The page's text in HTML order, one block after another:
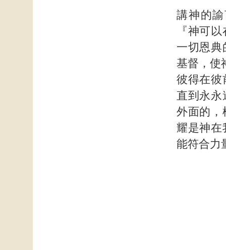
講神的
『神可
一切恩典
基督，使
彼得在彼
直到永永
外面的，
耀是神在